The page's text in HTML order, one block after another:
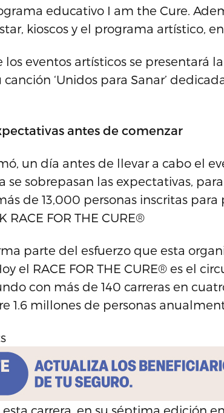
educativo I am the Cure.
kioscos y el programa artístico,
eventos artísticos se presentará
‘Unidos para Sanar’
antes de comenzar
un día antes de llevar a cabo el
se sobrepasan las expectativas,
de 13,000 personas inscritas
RACE FOR THE CURE®
parte del esfuerzo que esta
el RACE FOR THE CURE® es el
con más de 140 carreras en
1.6 millones de personas
esta carrera, en su séptima edición